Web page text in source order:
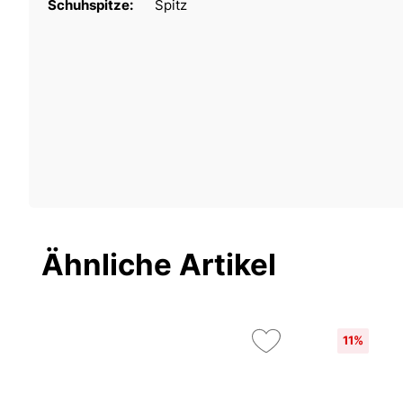
Schuhspitze: Spitz
Ähnliche Artikel
11%